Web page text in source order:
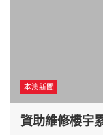
本澳新聞
資助維修樓宇